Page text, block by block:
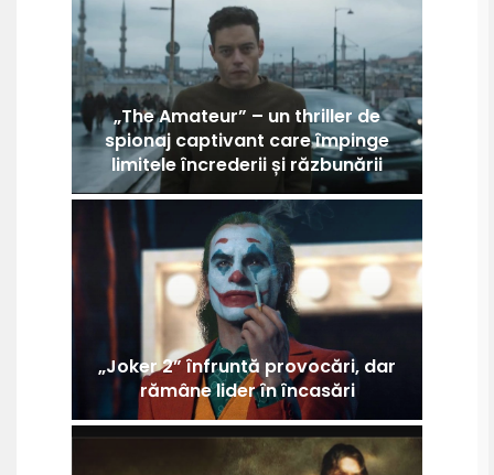
„The Amateur” – un thriller de
spionaj captivant care împinge
limitele încrederii și răzbunării
„Joker 2” înfruntă provocări, dar
rămâne lider în încasări